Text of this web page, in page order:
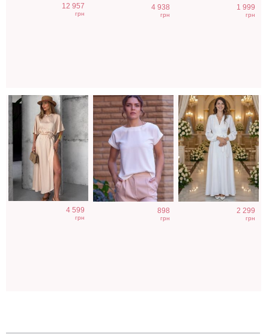
12 957
грн
4 938
грн
1 999
грн
шелковое платье
в бежевом цвете
4 599
грн
однотонная
белого цвета на
898
грн
вечернее платье
на запах для
2 299
грн